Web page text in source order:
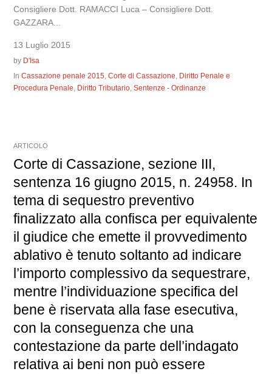
Consigliere Dott. RAMACCI Luca – Consigliere Dott.
GAZZARA...
13 Luglio 2015
by D'Isa
InCassazione penale 2015,Corte di Cassazione, Diritto Penale e
Procedura Penale, Diritto Tributario,Sentenze - Ordinanze
ARTICOLO
Corte di Cassazione, sezione III,
sentenza 16 giugno 2015, n. 24958. In
tema di sequestro preventivo
finalizzato alla confisca per equivalente
il giudice che emette il provvedimento
ablativo è tenuto soltanto ad indicare
l’importo complessivo da sequestrare,
mentre l’individuazione specifica del
bene è riservata alla fase esecutiva,
con la conseguenza che una
contestazione da parte dell’indagato
relativa ai beni non può essere